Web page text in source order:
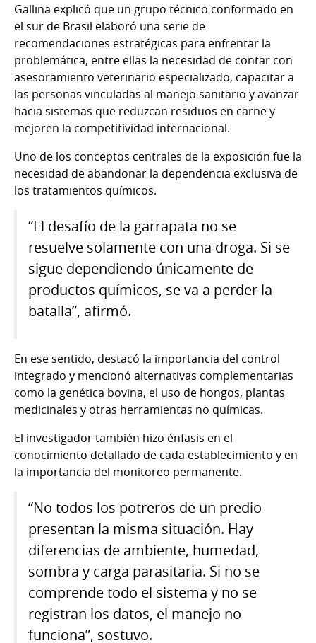
Gallina explicó que un grupo técnico conformado en
el sur de Brasil elaboró una serie de
recomendaciones estratégicas para enfrentar la
problemática, entre ellas la necesidad de contar con
asesoramiento veterinario especializado, capacitar a
las personas vinculadas al manejo sanitario y avanzar
hacia sistemas que reduzcan residuos en carne y
mejoren la competitividad internacional.
Uno de los conceptos centrales de la exposición fue la
necesidad de abandonar la dependencia exclusiva de
los tratamientos químicos.
“El desafío de la garrapata no se
resuelve solamente con una droga. Si se
sigue dependiendo únicamente de
productos químicos, se va a perder la
batalla”, afirmó.
En ese sentido, destacó la importancia del control
integrado y mencionó alternativas complementarias
como la genética bovina, el uso de hongos, plantas
medicinales y otras herramientas no químicas.
El investigador también hizo énfasis en el
conocimiento detallado de cada establecimiento y en
la importancia del monitoreo permanente.
“No todos los potreros de un predio
presentan la misma situación. Hay
diferencias de ambiente, humedad,
sombra y carga parasitaria. Si no se
comprende todo el sistema y no se
registran los datos, el manejo no
funciona”, sostuvo.